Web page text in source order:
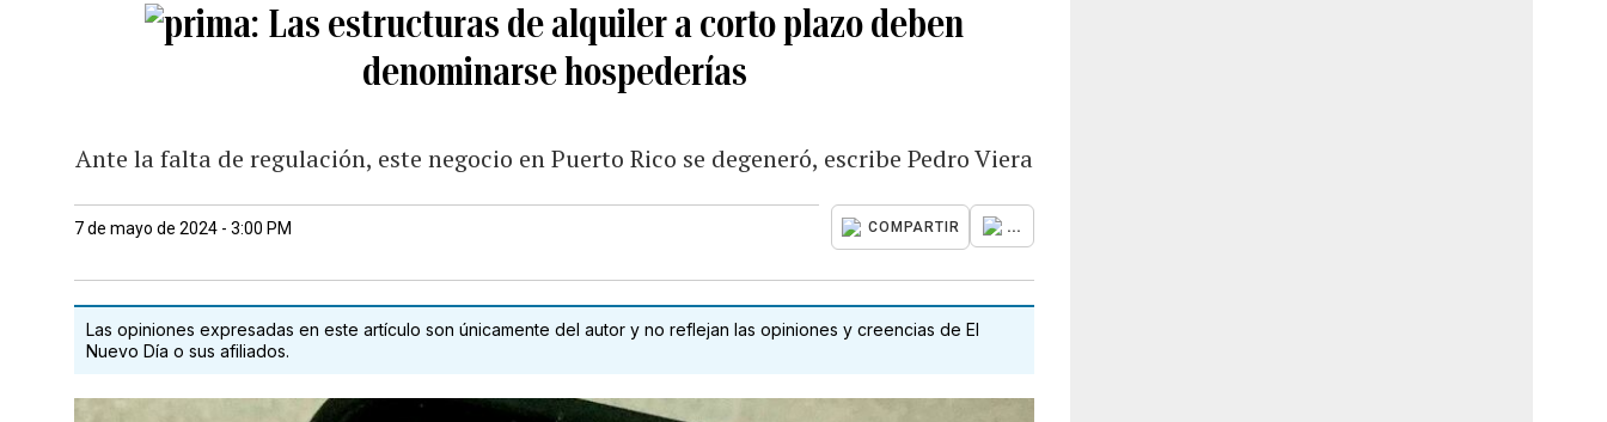
Las estructuras de alquiler a corto plazo deben
denominarse hospederías
Ante la falta de regulación, este negocio en Puerto Rico se degeneró, escribe Pedro Viera
7 de mayo de 2024 - 3:00 PM COMPARTIR ...
Las opiniones expresadas en este artículo son únicamente del autor y no reflejan las opiniones y creencias de El
Nuevo Día o sus afiliados.